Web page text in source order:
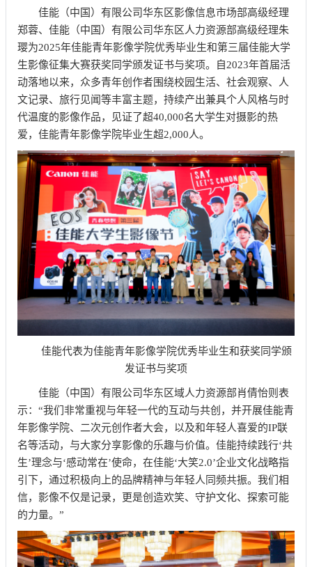
佳能（中国）有限公司华东区影像信息市场部高级经理
郑蓉、佳能（中国）有限公司华东区人力资源部高级经理朱
璎为2025年佳能青年影像学院优秀毕业生和第三届佳能大学
生影像征集大赛获奖同学颁发证书与奖项。自2023年首届活
动落地以来，众多青年创作者围绕校园生活、社会观察、人
文记录、旅行见闻等丰富主题，持续产出兼具个人风格与时
代温度的影像作品，见证了超40,000名大学生对摄影的热
爱，佳能青年影像学院毕业生超2,000人。
佳能代表为佳能青年影像学院优秀毕业生和获奖同学颁
发证书与奖项
佳能（中国）有限公司华东区域人力资源部肖倩怡则表
示：“我们非常重视与年轻一代的互动与共创，并开展佳能青
年影像学院、二次元创作者大会，以及和年轻人喜爱的IP联
名等活动，与大家分享影像的乐趣与价值。佳能持续践行‘共
生’理念与‘感动常在’使命，在佳能‘大笑2.0’企业文化战略指
引下，通过积极向上的品牌精神与年轻人同频共振。我们相
信，影像不仅是记录，更是创造欢笑、守护文化、探索可能
的力量。”